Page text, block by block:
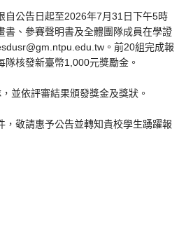
自公告日起至2026年7月31日下午5時
書、參賽聲明書及全體團隊成員在學證
。前20組完成報
核發新臺幣1,000元獎勵金。
並依評審結果頒發獎金及獎狀。
，敬請惠予公告並轉知貴校學生踴躍報